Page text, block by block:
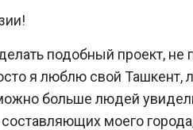
подобный проект, не
я люблю свой
больше людей
моего